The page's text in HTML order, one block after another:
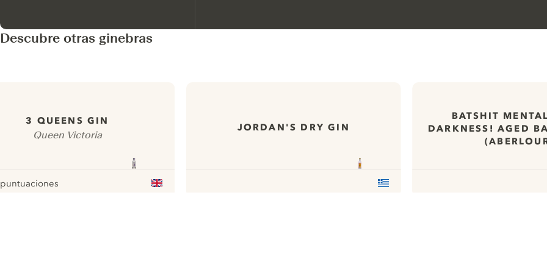
Descubre otras ginebras
3 QUEENS GIN
Queen Victoria
JORDAN'S DRY GIN
BATSHIT
DARKNESS! AGED